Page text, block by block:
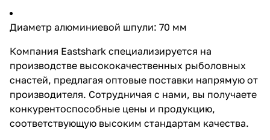
Диаметр алюминиевой шпули: 70 мм
Компания Eastshark специализируется на
производстве высококачественных рыболовных
снастей, предлагая оптовые поставки напрямую от
производителя. Сотрудничая с нами, вы получаете
конкурентоспособные цены и продукцию,
соответствующую высоким стандартам качества.